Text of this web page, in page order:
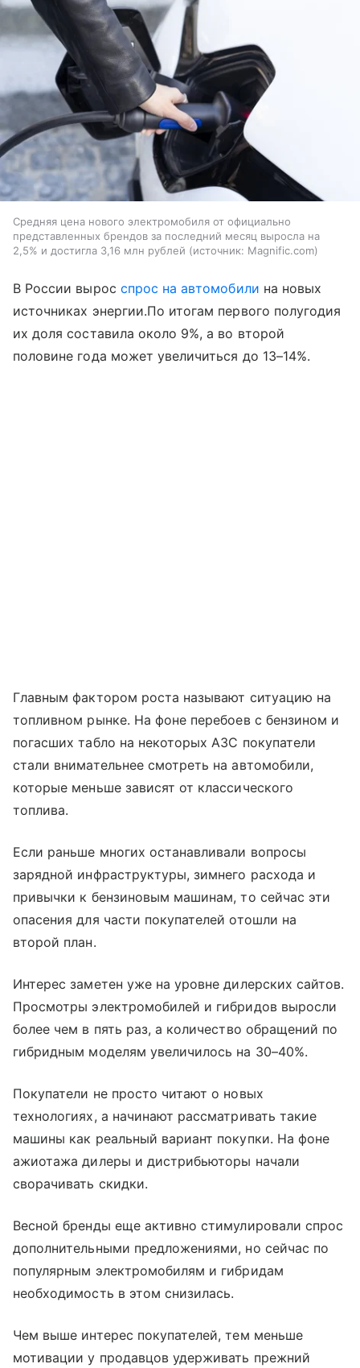
Средняя цена нового электромобиля от официально
представленных брендов за последний месяц выросла на
2,5% и достигла 3,16 млн рублей
источник: Magnific.com
В России вырос спрос на автомобили на новых
источниках энергии.По итогам первого полугодия
их доля составила около 9%, а во второй
половине года может увеличиться до 13–14%.
Главным фактором роста называют ситуацию на
топливном рынке. На фоне перебоев с бензином и
погасших табло на некоторых АЗС покупатели
стали внимательнее смотреть на автомобили,
которые меньше зависят от классического
топлива.
Если раньше многих останавливали вопросы
зарядной инфраструктуры, зимнего расхода и
привычки к бензиновым машинам, то сейчас эти
опасения для части покупателей отошли на
второй план.
Интерес заметен уже на уровне дилерских сайтов.
Просмотры электромобилей и гибридов выросли
более чем в пять раз, а количество обращений по
гибридным моделям увеличилось на 30–40%.
Покупатели не просто читают о новых
технологиях, а начинают рассматривать такие
машины как реальный вариант покупки. На фоне
ажиотажа дилеры и дистрибьюторы начали
сворачивать скидки.
Весной бренды еще активно стимулировали спрос
дополнительными предложениями, но сейчас по
популярным электромобилям и гибридам
необходимость в этом снизилась.
Чем выше интерес покупателей, тем меньше
мотивации у продавцов удерживать прежний